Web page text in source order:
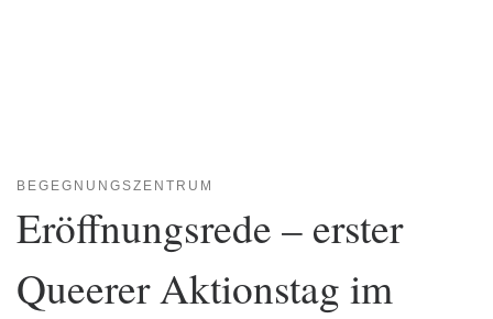
BEGEGNUNGSZENTRUM
Eröffnungsrede – erster
Queerer Aktionstag im